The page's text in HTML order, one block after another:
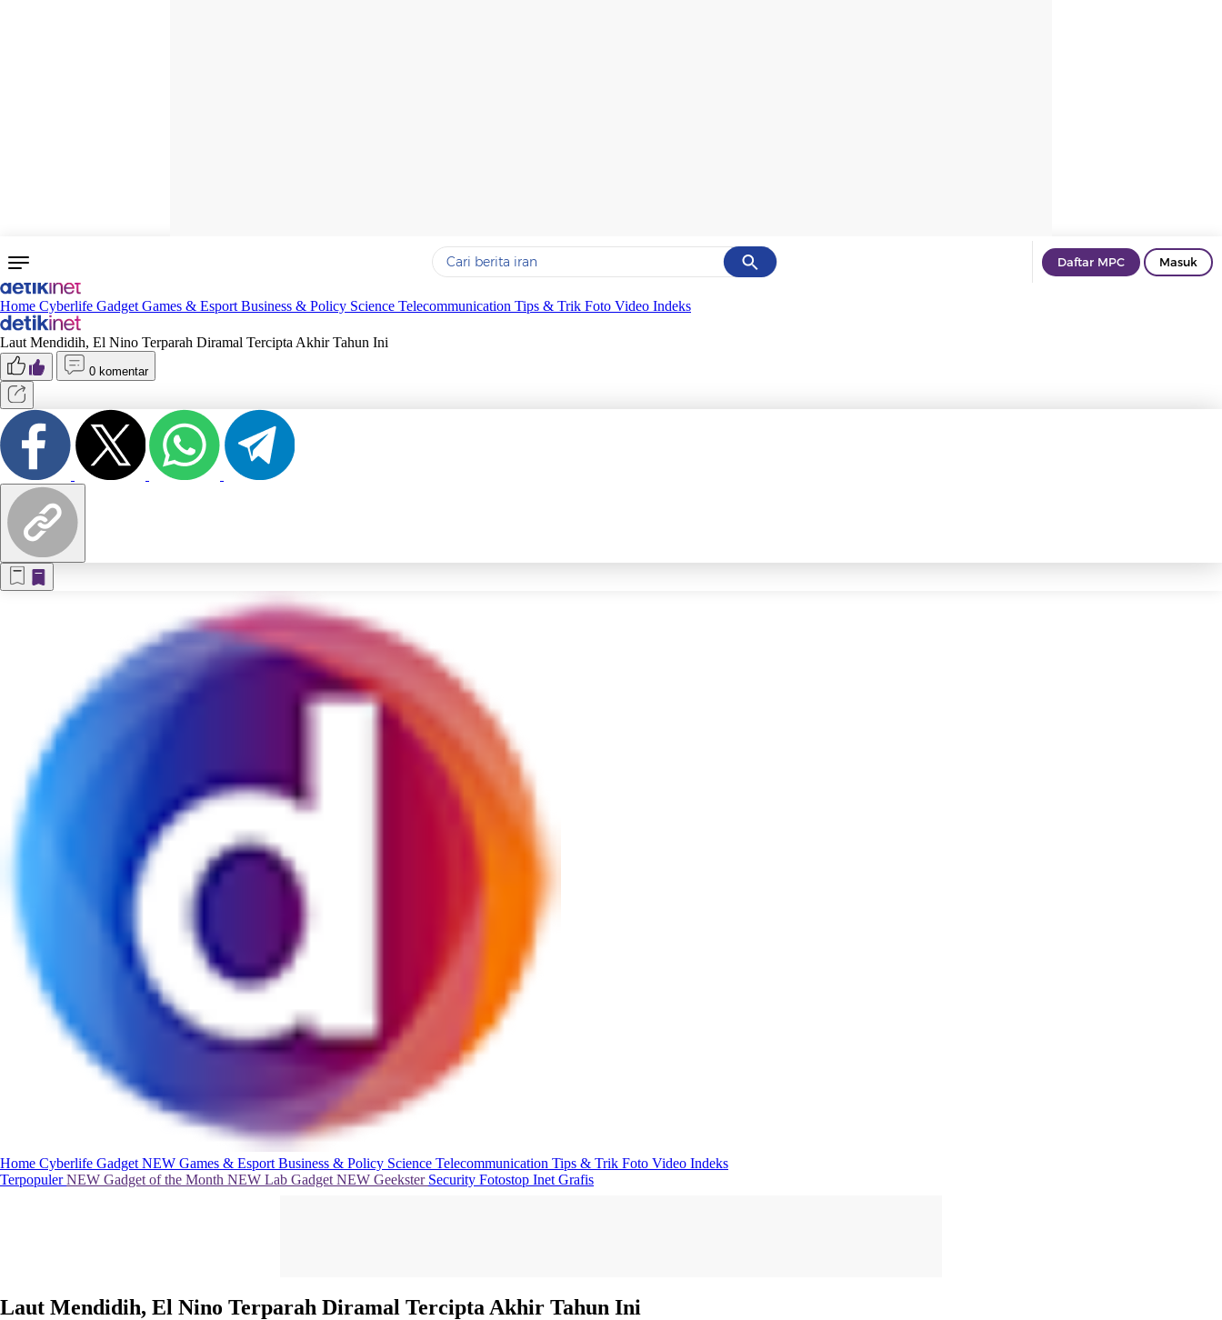
Cancel
Yang sedang ramai dicari
Terakhir yang dicari
Daftar MPC Masuk
Home Cyberlife Gadget Games & Esport Business & Policy Science Telecommunication Tips & Trik Foto Video Indeks
Laut Mendidih, El Nino Terparah Diramal Tercipta Akhir Tahun Ini
0 komentar
Home Cyberlife Gadget NEW Games & Esport Business & Policy Science Telecommunication Tips & Trik Foto Video Indeks
TerpopulerNEW Gadget of the Month NEW Lab Gadget NEW Geekster Security Fotostop Inet Grafis
Laut Mendidih, El Nino Terparah Diramal Tercipta Akhir Tahun Ini